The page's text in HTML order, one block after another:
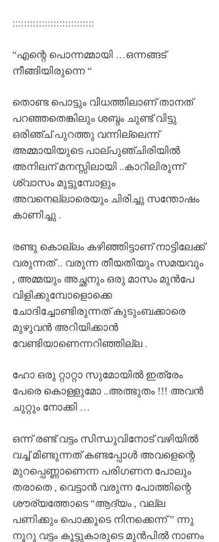
::::::::::::::::::::::::::::
“എന്റെ പൊന്നമ്മായി …ഒന്നങ്ങട്
നീങ്ങിയിരുന്നെ “
തൊണ്ട പൊട്ടും വിധത്തിലാണ് താനത്
പറഞ്ഞതെങ്കിലും ശബ്ദം ചുണ്ട് വിട്ടു
ഒരിഞ്ച് പുറത്തു വന്നില്ലെന്ന്
അമ്മായിയുടെ പാല്പുഞ്ചിരിയിൽ
അനിലന് മനസ്സിലായി ..കാറിലിരുന്ന്
ശ്വാസം മുട്ടുമ്പോളും
അവനെല്ലാരെയും ചിരിച്ചു സന്തോഷം
കാണിച്ചു .
രണ്ടു കൊല്ലം കഴിഞ്ഞിട്ടാണ് നാട്ടിലേക്ക്
വരുന്നത് .. വരുന്ന തീയതിയും സമയവും
, അമ്മയും അച്ഛനും ഒരു മാസം മുൻപേ
വിളിക്കുമ്പോളൊക്കെ
ചോദിച്ചോണ്ടിരുന്നത് കുടുംബക്കാരെ
മുഴുവൻ അറിയിക്കാൻ
വേണ്ടിയാണെന്നറിഞ്ഞില്ല .
ഹോ ഒരു റ്റാറ്റാ സുമോയിൽ ഇത്രേം
പേരെ കൊള്ളുമോ ..അത്ഭുതം !!! അവൻ
ചുറ്റും നോക്കി …
ഒന്ന് രണ്ട് വട്ടം സിന്ധുവിനോട് വഴിയിൽ
വച്ച് മിണ്ടുന്നത് കണ്ടപ്പോൾ അവളെന്റെ
മുറപ്പെണ്ണാണെന്ന പരിഗണന പോലും
തരാതെ , വെട്ടാൻ വരുന്ന പോത്തിന്റെ
ശൗര്യത്തോടെ “ആദ്യം , വല്ല
പണിക്കും പൊക്കൂടെ നിനക്കെന്ന് ” ന്നു
നൂറു വട്ടം കൂട്ടുകാരുടെ മുൻപിൽ നാണം